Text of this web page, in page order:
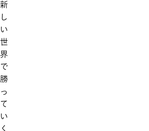
新
し
い
世
界
で
勝
っ
て
い